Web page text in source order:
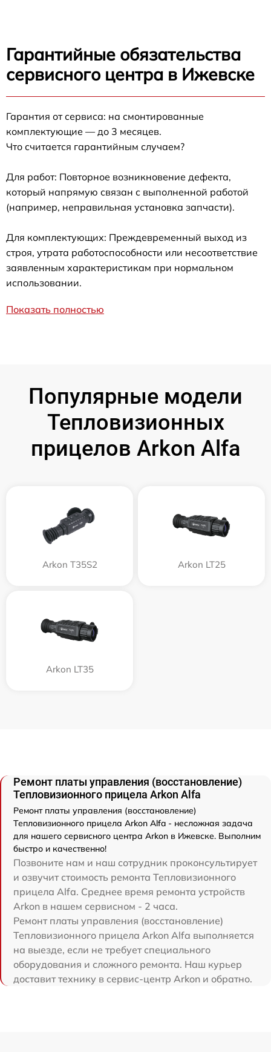
Гарантийные обязательства
сервисного центра в Ижевске
Гарантия от сервиса: на смонтированные
комплектующие — до 3 месяцев.
Что считается гарантийным случаем?
Для работ: Повторное возникновение дефекта,
который напрямую связан с выполненной работой
(например, неправильная установка запчасти).
Для комплектующих: Преждевременный выход из
строя, утрата работоспособности или несоответствие
заявленным характеристикам при нормальном
использовании.
Показать полностью
Популярные модели
Тепловизионных
прицелов Arkon Alfa
Arkon T35S2 Arkon LT25
Arkon LT35
Ремонт платы управления (восстановление)
Тепловизионного прицела Arkon Alfa
Ремонт платы управления (восстановление)
Тепловизионного прицела Arkon Alfa - несложная задача
для нашего сервисного центра Arkon в Ижевске. Выполним
быстро и качественно!
Позвоните нам и наш сотрудник проконсультирует
и озвучит стоимость ремонта Тепловизионного
прицела Alfa. Среднее время ремонта устройств
Arkon в нашем сервисном - 2 часа.
Ремонт платы управления (восстановление)
Тепловизионного прицела Arkon Alfa выполняется
на выезде, если не требует специального
оборудования и сложного ремонта. Наш курьер
доставит технику в сервис-центр Arkon и обратно.